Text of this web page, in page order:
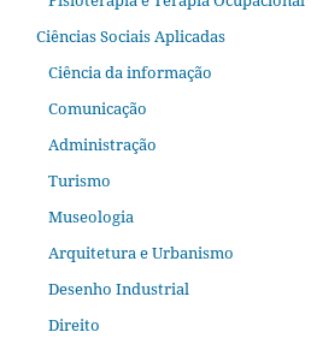
Ciências Sociais Aplicadas
Ciência da informação
Comunicação
Administração
Turismo
Museologia
Arquitetura e Urbanismo
Desenho Industrial
Direito